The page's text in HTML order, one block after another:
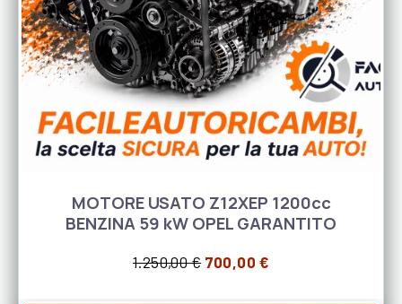
MOTORE USATO Z12XEP 1200cc
BENZINA 59 kW OPEL GARANTITO
1.250,00€ Il prezzo originale era:
700,00 €